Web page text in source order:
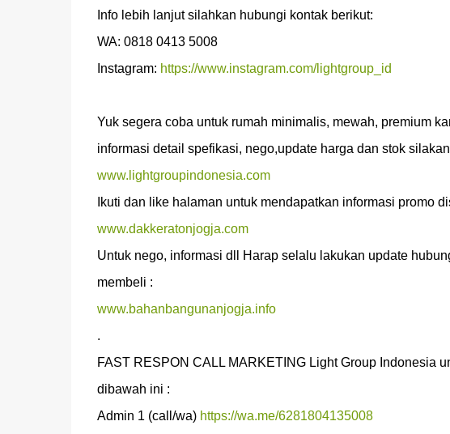
Info lebih lanjut silahkan hubungi kontak berikut:
WA: 0818 0413 5008
Instagram: https://www.instagram.com/lightgroup_id
Yuk segera coba untuk rumah minimalis, mewah, premium
www.lightgroupindonesia.com
www.dakkeratonjogja.com
Untuk nego, informasi dll Harap selalu lakukan update
www.bahanbangunanjogja.info
.
FAST RESPON CALL MARKETING Light Group Indonesia
dibawah ini :
Admin 1 (call/wa) https://wa.me/6281804135008